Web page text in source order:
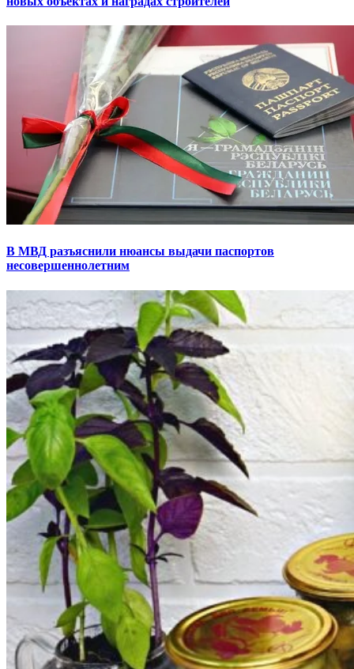
В МВД разъяснили нюансы выдачи паспортов
несовершеннолетним